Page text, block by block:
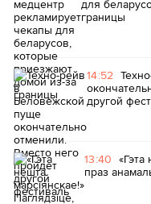
для
границы
14:52
другой
13:40 «Гэта
праз